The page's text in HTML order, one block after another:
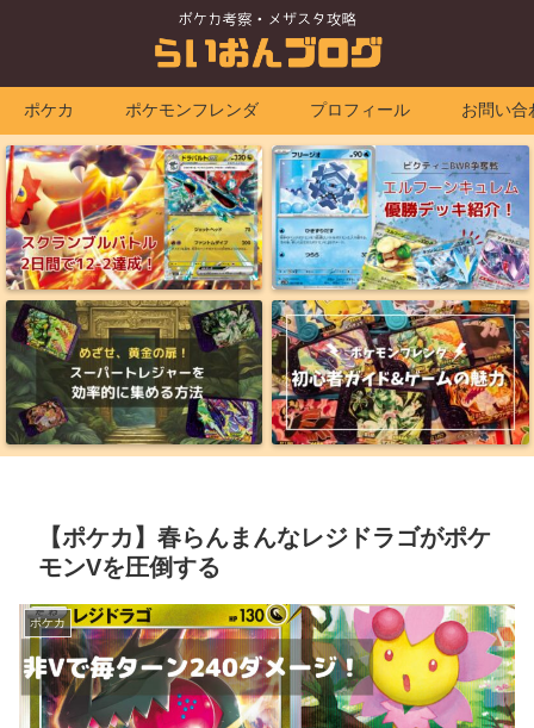
ポケカ ポケモンフレンダ プロフィール お問い合
【ポケカ】春らんまんなレジドラゴがポケ
モンVを圧倒する
ポケカ